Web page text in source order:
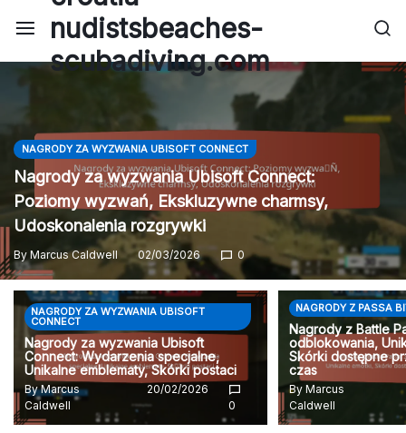
content
nudistsbeaches-
scubadiving.com
NAGRODY ZA WYZWANIA UBISOFT CONNECT
Nagrody za wyzwania Ubisoft Connect:
Poziomy wyzwań, Ekskluzywne charmsy,
Udoskonalenia rozgrywki
By Marcus Caldwell 02/03/2026 0
NAGRODY ZA WYZWANIA UBISOFT
CONNECT
Nagrody za wyzwania Ubisoft
Connect: Wydarzenia specjalne,
Unikalne emblematy, Skórki postaci
ByMarcus
Caldwell
20/02/2026
0
NAGRODY Z PASSA
Nagrody z Battle
odblokowania,
Skórki dostępne
czas
By Marcus
Caldwell